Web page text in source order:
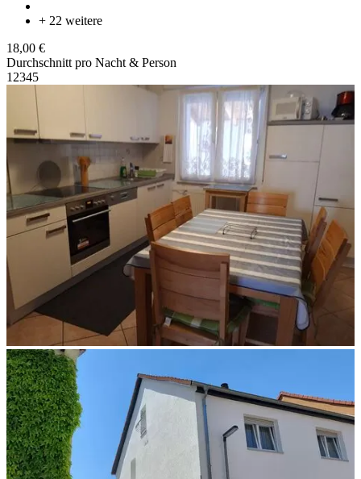
+ 22 weitere
18,00 €
Durchschnitt pro Nacht & Person
1 2345